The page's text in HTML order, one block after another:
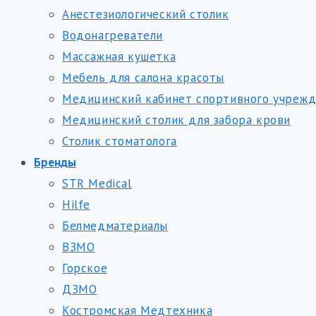
Анестезиологический столик
Водонагреватели
Массажная кушетка
Мебель для салона красоты
Медицинский кабинет спортивного
Медицинский столик для забора крови
Столик стоматолога
Бренды
STR Medical
Hilfe
Белмедматериалы
ВЗМО
Горское
ДЗМО
Костромская Медтехника